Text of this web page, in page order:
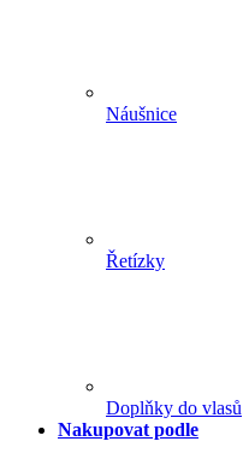
Náušnice
Řetízky
Doplňky do vlasů
Nakupovat podle